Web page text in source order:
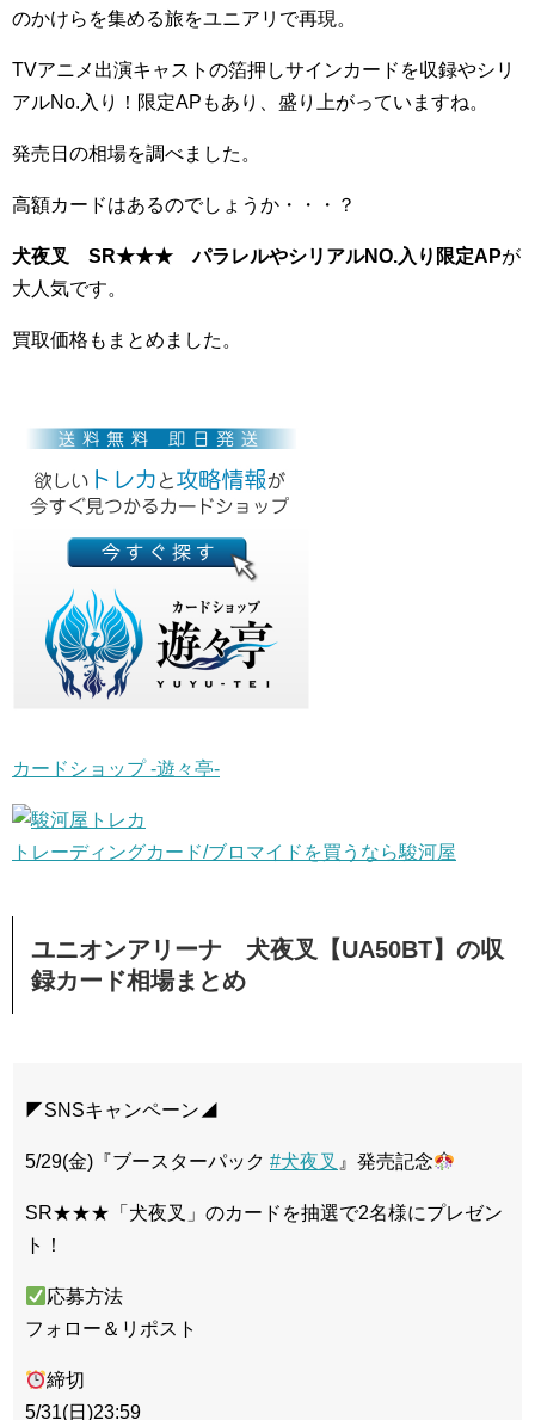
のかけらを集める旅をユニアリで再現。
TVアニメ出演キャストの箔押しサインカードを収録やシリ
アルNo.入り！限定APもあり、盛り上がっていますね。
発売日の相場を調べました。
高額カードはあるのでしょうか・・・？
犬夜叉 SR★★★ パラレルやシリアルNO.入り限定APが
大人気です。
買取価格もまとめました。
カードショップ -遊々亭-
トレーディングカード/ブロマイドを買うなら駿河屋
ユニオンアリーナ 犬夜叉【UA50BT】の収
録カード相場まとめ
◤SNSキャンペーン◢
5/29(金)『ブースターパック #犬夜叉 』発売記念
SR★★★「犬夜叉」のカードを抽選で2名様にプレゼン
ト！
応募方法
フォロー＆リポスト
締切
5/31(日)23:59